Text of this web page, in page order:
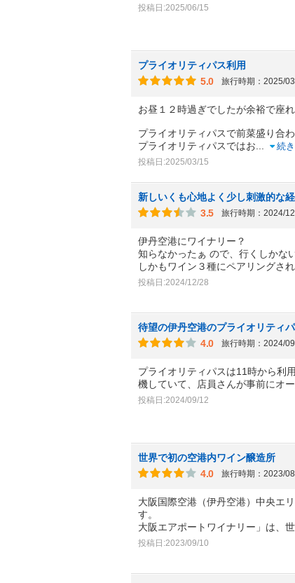
投稿日:2025/06/15
プライオリティパス利用
5.0
旅行時期：2025/03
お昼１２時過ぎでしたが余裕で座れ
プライオリティパスで前菜盛り合わ
プライオリティパスではお
続
投稿日:2025/03/15
新しいくも心地よく少し刺激的な
3.5
旅行時期：2024/12
伊丹空港にワイナリー？
知らなかったぁ ので、行くしかな
しかもワイン３種にペアリングさ
投稿日:2024/12/28
待望の伊丹空港のプライオリティ
4.0
旅行時期：2024/09
プライオリティパスは11時から利
機していて、店員さんが事前にオ
投稿日:2024/09/12
世界で初の空港内ワイン醸造所
4.0
旅行時期：2023/08
大阪国際空港（伊丹空港）中央エ
す。
大阪エアポートワイナリー」は、
投稿日:2023/09/10